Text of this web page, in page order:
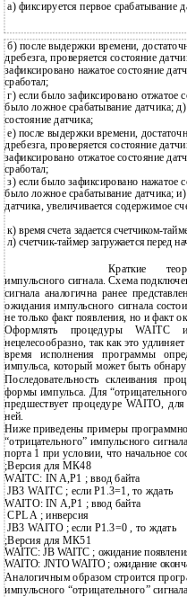
а) фиксируется первое срабатывание
б) после выдержки времени,
дребезга, проверяется состояние
зафиксировано нажатое состояние
сработал;
г) если было зафиксировано отжатое
было ложное срабатывание датчика;
состояние датчика;
е) после выдержки времени,
дребезга, проверяется состояние
зафиксировано отжатое состояние
сработал;
з) если было зафиксировано нажатое
было ложное срабатывание датчика;
датчика, увеличивается содержимое
к) время счета задается счетчиком-
л) счетчик-таймер загружается перед
Краткие
импульсного сигнала. Схема
сигнала аналогична ранее
ожидания импульсного сигнала
не только факт появления, но и факт
Оформлять процедуры
нецелесообразно, так как это
время исполнения программы
импульса, который может быть
Последовательность склеивания
формы импульса. Для
предшествует процедуре WAITO,
ней.
Ниже приведены примеры
“отрицательного” импульсного
порта 1 при условии, что начальное
;Версия для МК48
WAITC: IN A,P1 ; ввод байта
JB3 WAITC ; если P1.3=1, то ждать
WAITO: IN A,P1 ; ввод байта
CPL A ; инверсия
JB3 WAITO ; если P1.3=0 , то ждать
;Версия для МК51
WAITC: JB WAITC ; ожидание
WAITO: JNTO WAITO ; ожидание
Аналогичным образом строится
импульсного “отрицательного”